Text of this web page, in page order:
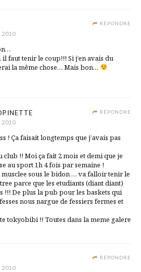
RÉPONDRE
2010
il faut tenir le coup!!! Si j’en avais du
la même chose… Mais bon…
RÉPONDRE
2010
! Ça faisait longtemps que j’avais pas
club !! Moi ça fait 2 mois et demi que je
au sport 1h 4 fois par semaine !
musclee sous le bidon … va falloir tenir le
parce que les etudiants (diant diant)
!!! De plus la pub pour les baskets qui
nous nargue de fessiers fermes et
tokyobibi !! Toutes dans la meme galere
RÉPONDRE
2010